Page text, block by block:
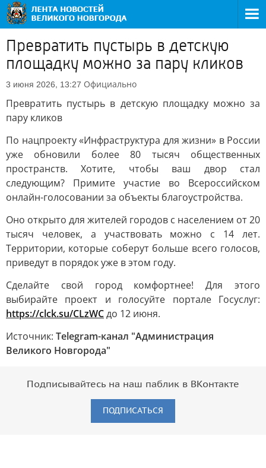
Превратить пустырь в детскую
площадку можно за пару кликов
3 июня 2026, 13:27 Официально
Превратить пустырь в детскую площадку можно за
пару кликов
По нацпроекту «Инфраструктура для жизни» в России
уже обновили более 80 тысяч общественных
пространств. Хотите, чтобы ваш двор стал
следующим? Примите участие во Всероссийском
онлайн-голосовании за объекты благоустройства.
Оно открыто для жителей городов с населением от 20
тысяч человек, а участвовать можно с 14 лет.
Территории, которые соберут больше всего голосов,
приведут в порядок уже в этом году.
Сделайте свой город комфортнее! Для этого
выбирайте проект и голосуйте портале Госуслуг:
https://clck.su/CLzWCдо 12 июня.
Источник: Telegram-канал "Администрация
Великого Новгорода"
Подписывайтесь на наш паблик в ВКонтакте
ПОДПИСАТЬСЯ